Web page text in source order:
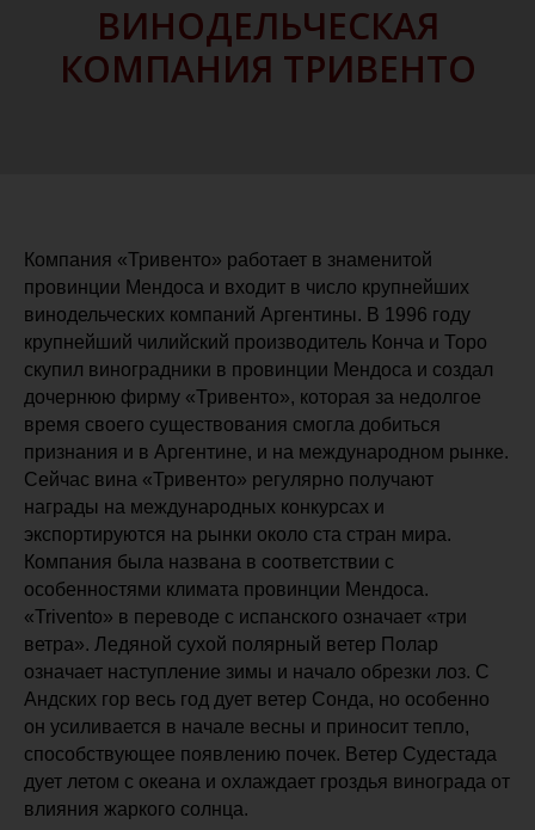
ВИНОДЕЛЬЧЕСКАЯ
КОМПАНИЯ ТРИВЕНТО
Компания «Тривенто» работает в знаменитой
провинции Мендоса и входит в число крупнейших
винодельческих компаний Аргентины. В 1996 году
крупнейший чилийский производитель Конча и Торо
скупил виноградники в провинции Мендоса и создал
дочернюю фирму «Тривенто», которая за недолгое
время своего существования смогла добиться
признания и в Аргентине, и на международном рынке.
Сейчас вина «Тривенто» регулярно получают
награды на международных конкурсах и
экспортируются на рынки около ста стран мира.
Компания была названа в соответствии с
особенностями климата провинции Мендоса.
«Trivento» в переводе с испанского означает «три
ветра». Ледяной сухой полярный ветер Полар
означает наступление зимы и начало обрезки лоз. С
Андских гор весь год дует ветер Сонда, но особенно
он усиливается в начале весны и приносит тепло,
способствующее появлению почек. Ветер Судестада
дует летом с океана и охлаждает гроздья винограда от
влияния жаркого солнца.